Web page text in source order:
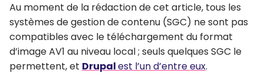
Au moment de la rédaction de cet article, tous les
systèmes de gestion de contenu (SGC) ne sont pas
compatibles avec le téléchargement du format
d’image AV1 au niveau local ; seuls quelques SGC le
permettent, et Drupalest l’un d’entre eux.